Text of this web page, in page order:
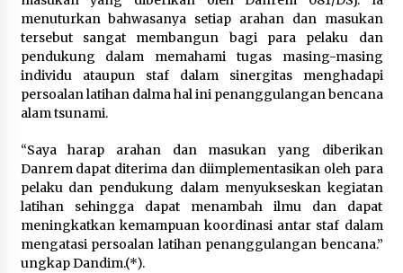
8 Agustus 2026
Penanganan Kebakaran Gedung
8 Agustus 2026
Kebakaran Gedung Dinas Teknis
Abdul Muis Dipadamkan, Layanan
Publik Tetap Berjalan
menuturkan bahwasanya setiap arahan dan masukan
tersebut sangat membangun bagi para pelaku dan
pendukung dalam memahami tugas masing-masing
individu ataupun staf dalam sinergitas menghadapi
persoalan latihan dalma hal ini penanggulangan bencana
alam tsunami.
“Saya harap arahan dan masukan yang diberikan
Danrem dapat diterima dan diimplementasikan oleh para
pelaku dan pendukung dalam menyukseskan kegiatan
latihan sehingga dapat menambah ilmu dan dapat
meningkatkan kemampuan koordinasi antar staf dalam
mengatasi persoalan latihan penanggulangan bencana.”
ungkap Dandim.(*).